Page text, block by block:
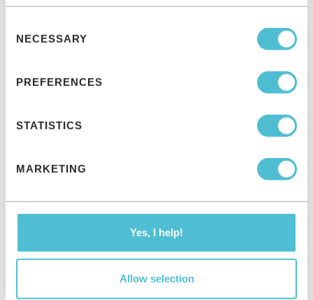
Selection
NECESSARY
PREFERENCES
STATISTICS
MARKETING
Yes, I help!
Allow selection
Leipziger Unternehmen Sensape ist Mitglied des ESB
Marketing Netzwerkes St. Gallen für Sport,
Zum neuen Jahr ist das Leipziger Unternehmen Sensape
für interaktive Kundenansprache mit KI und AR dem
Schweizer “ESB Marketing Netzwerk” beigetreten, um
neue Erkenntnisse über die neuesten Impulse und
Innovationen aus den Branchen Sport, Entertainment
und Marketing zu gewinnen.